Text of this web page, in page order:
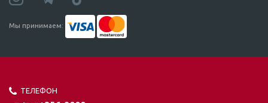
Мы принимаем:
ТЕЛЕФОН